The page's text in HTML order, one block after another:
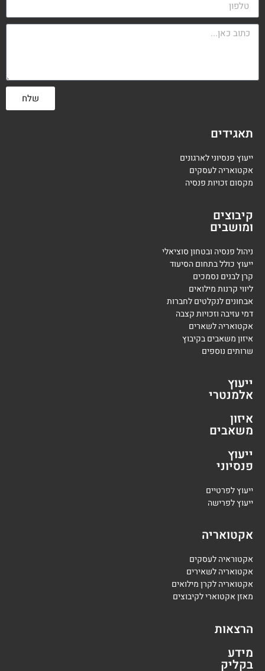
שלח
תאגידים
ייעוץ פנסיוני לארגונים
אקטואריה לעסקים
מקסום זכויות פנסיה
קיבוצים
ומושבים
ניהול פנסיה ובטחון סוציאלי
ייעוץ כולל בתחום הסיעוד
קרן לבנים נסמכים
ליווי קרנות מילואים
אבחונים לנקלטים לחברות
דמי עזיבה וזכויות קצבה
אקטואריה לשארים
איזון משאבים בקיבוץ
שרותים נוספים
ייעוץ
אלמנטרי
איזון
משאבים
ייעוץ
פנסיוני
ייעוץ לפרטיים
ייעוץ לפרישה
אקטואריה
אקטוראיה לעסקים
אקטואריה לשאירים
אקטואריה לקרן מילואים
מאזן אקטוארי לקיבוצים
הרצאות
מידע
בקליק